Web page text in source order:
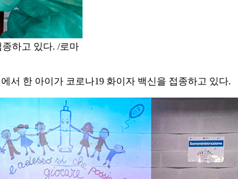
하고 있다. /로마
서 한 아이가 코로나19 화이자 백신을 접종하고 있다.